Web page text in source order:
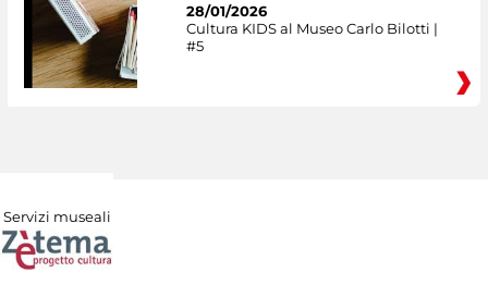
28/01/2026
Cultura KIDS al Museo Carlo Bilotti |
#5
Servizi museali